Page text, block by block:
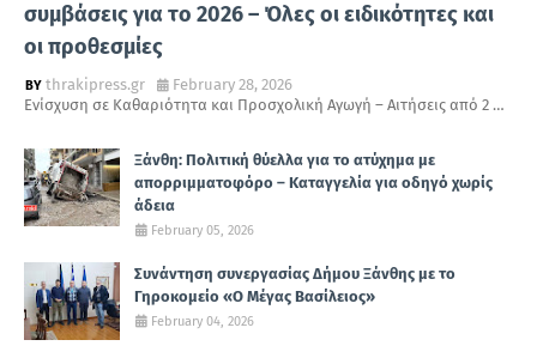
συμβάσεις για το 2026 – Όλες οι ειδικότητες και
οι προθεσμίες
thrakipress.gr
February 28, 2026
Ενίσχυση σε Καθαριότητα και Προσχολική Αγωγή – Αιτήσεις από 2 …
Ξάνθη: Πολιτική θύελλα για το ατύχημα με
απορριμματοφόρο – Καταγγελία για οδηγό χωρίς
άδεια
February 05, 2026
Συνάντηση συνεργασίας Δήμου Ξάνθης με το
Γηροκομείο «Ο Μέγας Βασίλειος»
February 04, 2026